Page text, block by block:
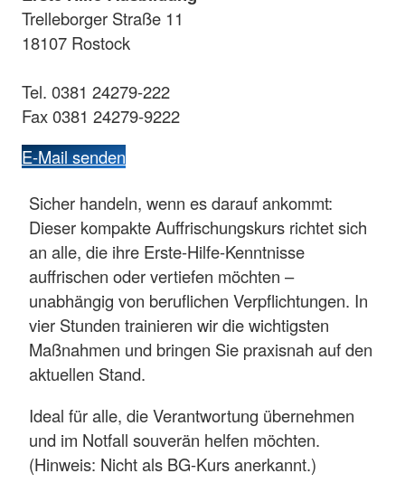
Trelleborger Straße 11
18107 Rostock
Tel. 0381 24279-222
Fax 0381 24279-9222
E-Mail senden
Sicher handeln, wenn es darauf ankommt:
Dieser kompakte Auffrischungskurs richtet sich
an alle, die ihre Erste-Hilfe-Kenntnisse
auffrischen oder vertiefen möchten –
unabhängig von beruflichen Verpflichtungen. In
vier Stunden trainieren wir die wichtigsten
Maßnahmen und bringen Sie praxisnah auf den
aktuellen Stand.
Ideal für alle, die Verantwortung übernehmen
und im Notfall souverän helfen möchten.
(Hinweis: Nicht als BG-Kurs anerkannt.)